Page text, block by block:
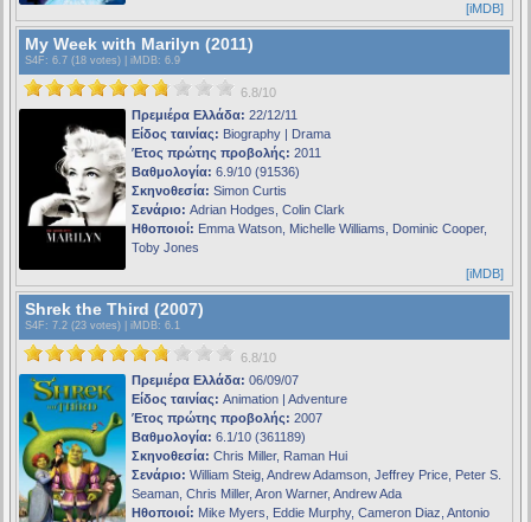
[iMDB]
My Week with Marilyn (2011)
S4F : 6.7 (18 votes) | iMDB: 6.9
6.8/10
Πρεμιέρα Ελλάδα: 22/12/11
Είδος ταινίας: Biography | Drama
Έτος πρώτης προβολής: 2011
Βαθμολογία: 6.9/10 (91536)
Σκηνοθεσία: Simon Curtis
Σενάριο: Adrian Hodges, Colin Clark
Ηθοποιοί: Emma Watson, Michelle Williams, Dominic Cooper,
Toby Jones
[iMDB]
Shrek the Third (2007)
S4F : 7.2 (23 votes) | iMDB: 6.1
6.8/10
Πρεμιέρα Ελλάδα: 06/09/07
Είδος ταινίας: Animation | Adventure
Έτος πρώτης προβολής: 2007
Βαθμολογία: 6.1/10 (361189)
Σκηνοθεσία: Chris Miller, Raman Hui
Σενάριο: William Steig, Andrew Adamson, Jeffrey Price, Peter S.
Seaman, Chris Miller, Aron Warner, Andrew Ada
Ηθοποιοί: Mike Myers, Eddie Murphy, Cameron Diaz, Antonio